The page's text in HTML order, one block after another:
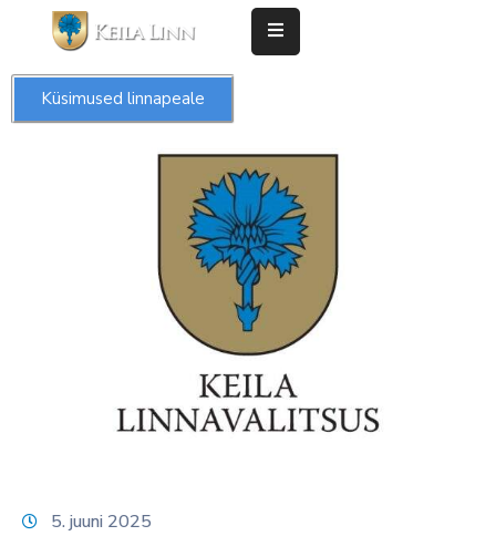
Esileht
Küsimused linnapeale
5. juuni 2025